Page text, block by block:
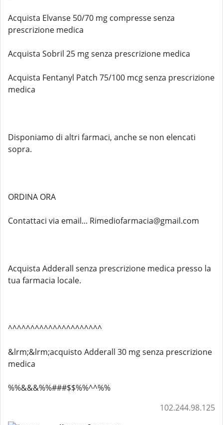
Acquista Elvanse 50/70 mg compresse senza
prescrizione medica
Acquista Sobril 25 mg senza prescrizione medica
Acquista Fentanyl Patch 75/100 mcg senza prescrizione
medica
Disponiamo di altri farmaci, anche se non elencati
sopra.
ORDINA ORA
Contattaci via email... Rimediofarmacia@gmail.com
Acquista Adderall senza prescrizione medica presso la
tua farmacia locale.
^^^^^^^^^^^^^^^^^^^^^
&lrm;&lrm;acquisto Adderall 30 mg senza prescrizione
medica
%%&&&%%###$$%%^^%%
102.244.98.125